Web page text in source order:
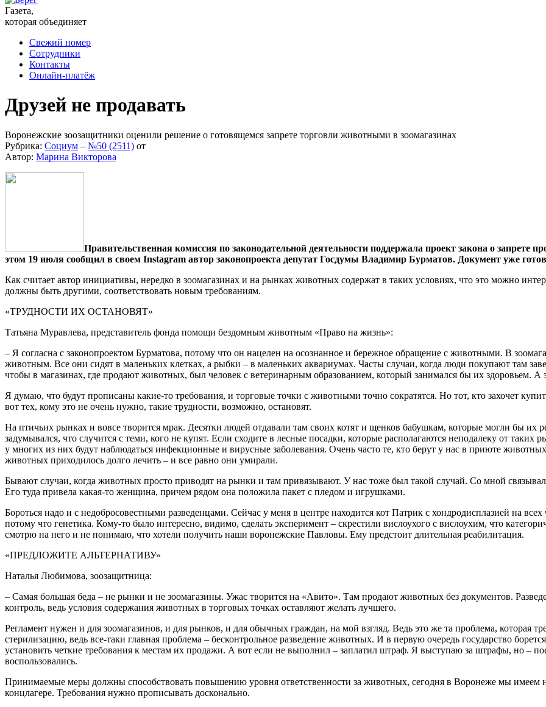
Газета,
которая объединяет
Свежий номер
Сотрудники
Контакты
Онлайн-платёж
Друзей не продавать
Воронежские зоозащитники оценили решение о готовящемся запрете торговли животными в зоомагазинах
Рубрика: Социум – №50 (2511) от
Автор: Марина Викторова
Правительственная комиссия по законодательной деятельности поддержала проект закона о
этом 19 июля сообщил в своем Instagram автор законопроекта депутат Госдумы Владимир Бурматов. Документ уже
Как считает автор инициативы, нередко в зоомагазинах и на рынках животных содержат в таких условиях, что это можно
должны быть другими, соответствовать новым требованиям.
«ТРУДНОСТИ ИХ ОСТАНОВЯТ»
Татьяна Муравлева, представитель фонда помощи бездомным животным «Право на жизнь»:
– Я согласна с законопроектом Бурматова, потому что он нацелен на осознанное и бережное обращение с животными. В
животным. Все они сидят в маленьких клетках, а рыбки – в маленьких аквариумах. Часты случаи, когда люди покупают там
чтобы в магазинах, где продают животных, был человек с ветеринарным образованием, который занимался бы их здоровьем.
Я думаю, что будут прописаны какие-то требования, и торговые точки с животными точно сократятся. Но тот, кто захочет
вот тех, кому это не очень нужно, такие трудности, возможно, остановят.
На птичьих рынках и вовсе творится мрак. Десятки людей отдавали там своих котят и щенков бабушкам, которые могли бы их
задумывался, что случится с теми, кого не купят. Если сходите в лесные посадки, которые располагаются неподалеку от
у многих из них будут наблюдаться инфекционные и вирусные заболевания. Очень часто те, кто берут у нас в приюте
животных приходилось долго лечить – и все равно они умирали.
Бывают случаи, когда животных просто приводят на рынки и там привязывают. У нас тоже был такой случай. Со мной
Его туда привела какая-то женщина, причем рядом она положила пакет с пледом и игрушками.
Бороться надо и с недобросовестными разведенцами. Сейчас у меня в центре находится кот Патрик с хондродисплазией на
потому что генетика. Кому-то было интересно, видимо, сделать эксперимент – скрестили вислоухого с висло­ухим, что
смотрю на него и не понимаю, что хотели получить наши воронежские Павловы. Ему предстоит длительная реабилитация.
«ПРЕДЛОЖИТЕ АЛЬТЕРНАТИВУ»
Наталья Любимова, зоозащитница:
– Самая большая беда – не рынки и не зоомагазины. Ужас творится на «Авито». Там продают животных без документов.
контроль, ведь условия содержания животных в торговых точках оставляют желать лучшего.
Регламент нужен и для зоо­магазинов, и для рынков, и для обычных граждан, на мой взгляд. Ведь это же та проблема, которая
стерилизацию, ведь все-таки главная проблема – бесконтрольное разведение животных. И в первую очередь государство
установить четкие требования к местам их продажи. А вот если не выполнил – заплатил штраф. Я выступаю за штрафы, но –
воспользовались.
Принимаемые меры должны способствовать повышению уровня ответственности за животных, сегодня в Воронеже мы имеем
концлагере. Требования нужно прописывать досконально.